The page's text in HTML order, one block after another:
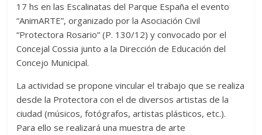
17 hs en las Escalinatas del Parque España el evento
“AnimARTE”, organizado por la Asociación Civil
“Protectora Rosario” (P. 130/12) y convocado por el
Concejal Cossia junto a la Dirección de Educación del
Concejo Municipal.
La actividad se propone vincular el trabajo que se realiza
desde la Protectora con el de diversos artistas de la
ciudad (músicos, fotógrafos, artistas plásticos, etc.).
Para ello se realizará una muestra de arte